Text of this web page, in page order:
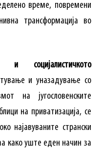
време, повремени
трансформација во
социјалистичкото
и уназадување со
на југословенските
на приватизација, се
најавуваните странски
како уште еден начин за